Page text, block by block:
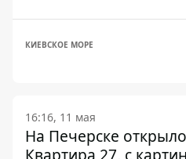
КИЕВСКОЕ МОРЕ
16:16, 11 мая
На Печерске
Квартира 27, с